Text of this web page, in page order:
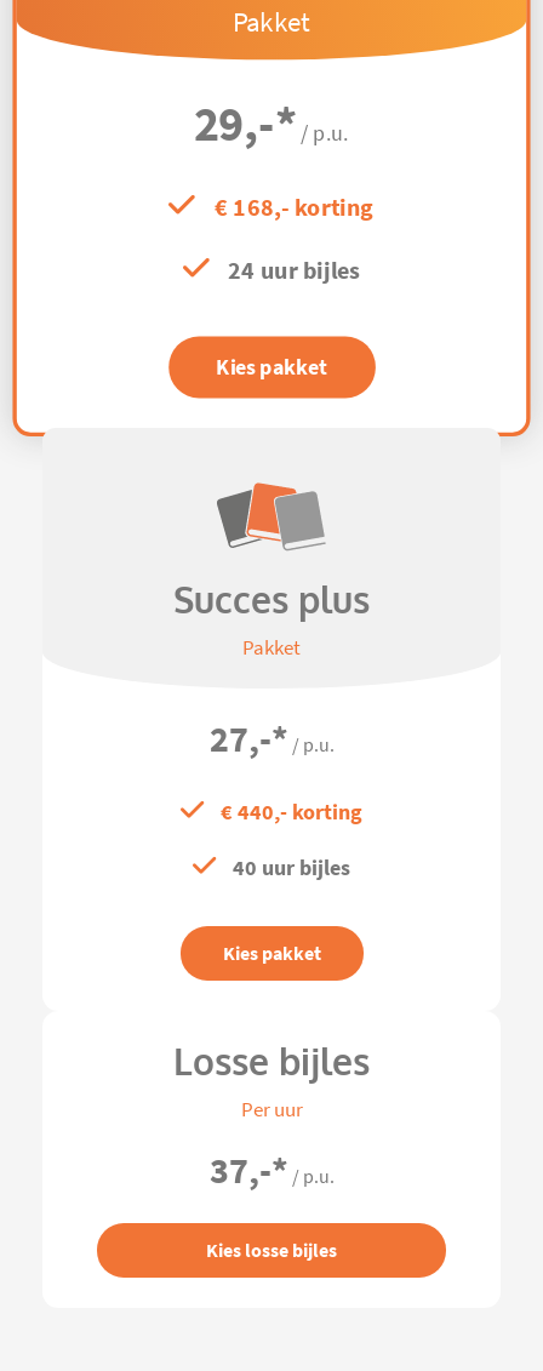
Pakket
29,-* / p.u.
€ 168,- korting
24 uur bijles
Kies pakket
Succes plus
Pakket
27,-* / p.u.
€ 440,- korting
40 uur bijles
Kies pakket
Losse bijles
Per uur
37,-* / p.u.
Kies losse bijles